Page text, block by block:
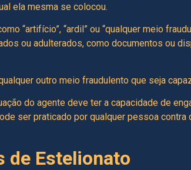
ela mesma se colocou.
“artifício”, “ardil” ou “qualquer meio
ou adulterados, como documentos ou
outro meio fraudulento que seja
do agente deve ter a capacidade de
ser praticado por qualquer pessoa
de Estelionato